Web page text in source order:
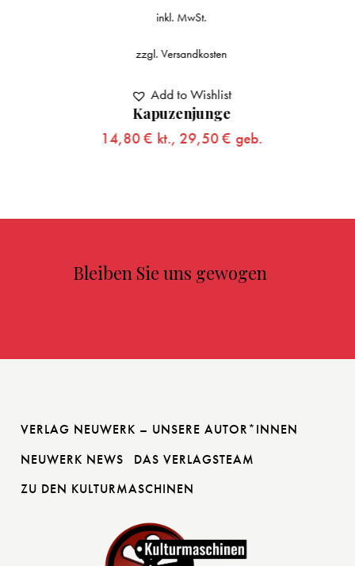
Kapuzenjunge
14,80€kt., 29,50€geb.
inkl. MwSt.
zzgl.Versandkosten
Add to Wishlist
Bleiben Sie uns gewogen
VERLAG NEUWERK – UNSERE AUTOR*INNEN
NEUWERK NEWS
DAS VERLAGSTEAM
ZU DEN KULTURMASCHINEN